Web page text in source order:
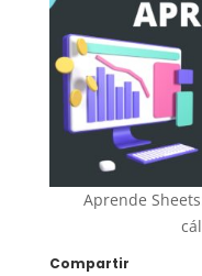
Aprende
Compartir